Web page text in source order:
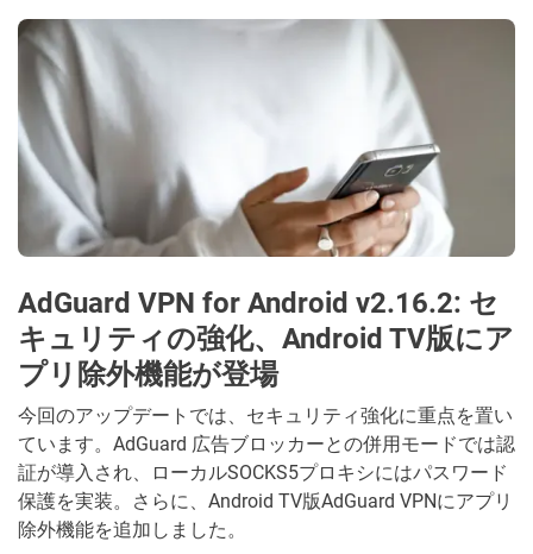
AdGuard VPN for Android v2.16.2: セ
キュリティの強化、Android TV版にア
プリ除外機能が登場
今回のアップデートでは、セキュリティ強化に重点を置い
ています。AdGuard 広告ブロッカーとの併用モードでは認
証が導入され、ローカルSOCKS5プロキシにはパスワード
保護を実装。さらに、Android TV版AdGuard VPNにアプリ
除外機能を追加しました。